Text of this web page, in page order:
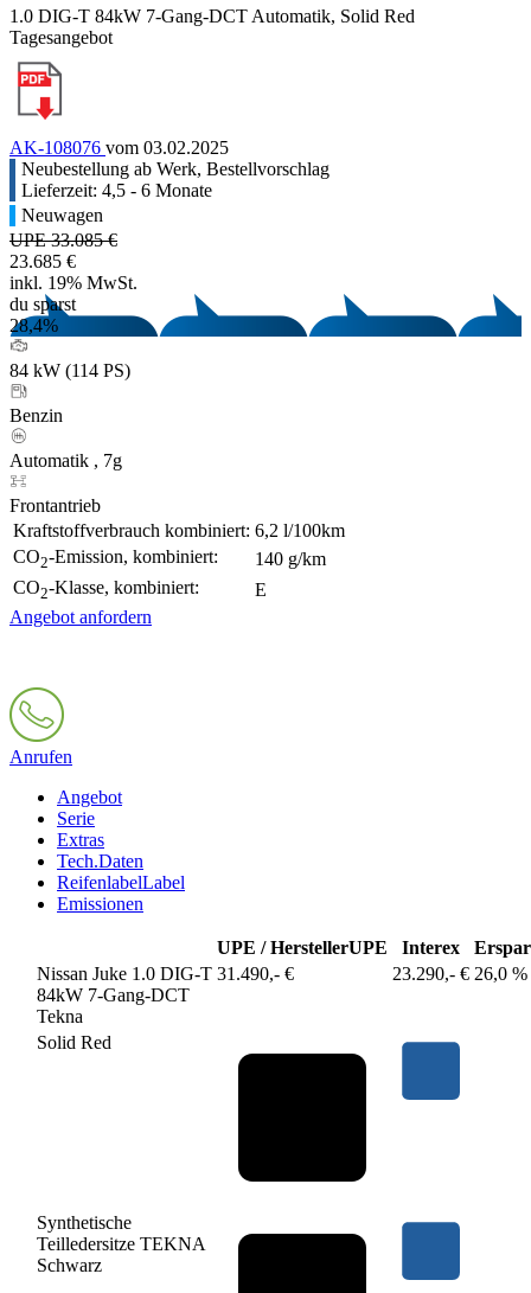
1.0 DIG-T 84kW 7-Gang-DCT Automatik, Solid Red
Tagesangebot
AK-108076 vom 03.02.2025
Neubestellung ab Werk, Bestellvorschlag
Lieferzeit: 4,5 - 6 Monate
Neuwagen
UPE 33.085 €
23.685 €
inkl. 19% MwSt.
du sparst
28,4%
84 kW (114 PS)
Benzin
Automatik , 7g
Frontantrieb
Kraftstoffverbrauch kombiniert: 6,2 l/100km
CO2-Emission, kombiniert:
140 g/km
CO2-Klasse, kombiniert:
E
Angebot anfordern
Anrufen
Angebot
Serie
Extras
Tech.Daten
ReifenlabelLabel
Emissionen
UPE / HerstellerUPE Interex
Nissan Juke 1.0 DIG-T
84kW 7-Gang-DCT
Tekna
31.490,- € 23.290,- € 26,0 %
Solid Red
Synthetische
Teilledersitze TEKNA
Schwarz